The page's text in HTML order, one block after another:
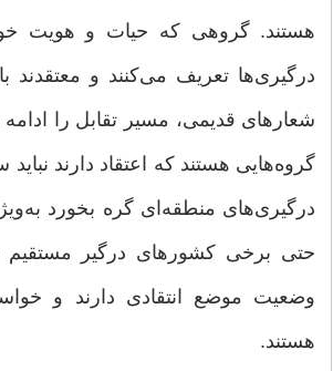
هستند. گروهی که حیات و هویت
درگیری‌ها تعریف می‌کنند و معتقدند
شعارهای قدیمی، مسیر تقابل را
گروه‌هایی هستند که اعتقاد دارند
درگیری‌های منطقه‌ای گره بخورد
حتی برخی کشورهای درگیر مستقیم
وضعیت موضع انتقادی دارند و
هستند.